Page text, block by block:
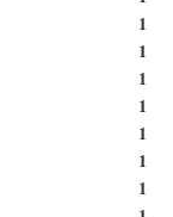
1
1
1
1
1
1
1